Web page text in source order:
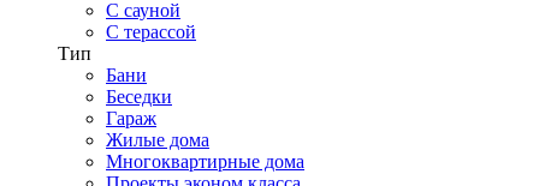
С сауной
С терассой
Тип
Бани
Беседки
Гараж
Жилые дома
Многоквартирные дома